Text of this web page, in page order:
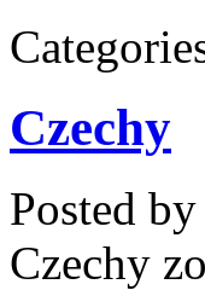
Czechy
Posted
Czechy